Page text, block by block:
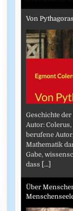
Von
Geschichte
Autor:
berufene
Mathematik
Gabe,
dass [...]
Über